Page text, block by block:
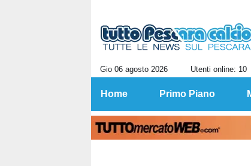
Gio 06 agosto 2026 Utenti online: 10
Home Primo Piano